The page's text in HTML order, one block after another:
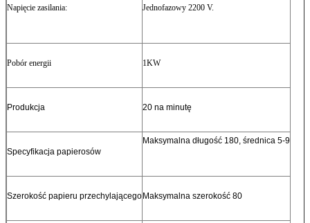
Napięcie zasilania: Jednofazowy 2200 V.
Pobór energii 1KW
Produkcja 20 na minutę
Specyfikacja papierosów
Maksymalna długość 180, średnica 5-9
Szerokość papieru przechylającegoMaksymalna szerokość 80